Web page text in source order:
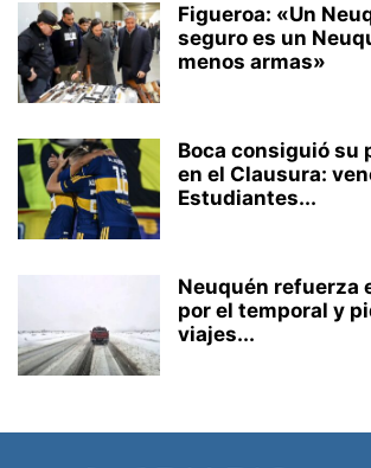
Figueroa: «Un
seguro es un
menos armas»
Boca consiguió su
en el Clausura:
Estudiantes...
Neuquén refuerza
por el temporal y
viajes...